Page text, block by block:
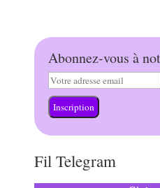
Abonnez-vous à
Inscription
Fil Telegram